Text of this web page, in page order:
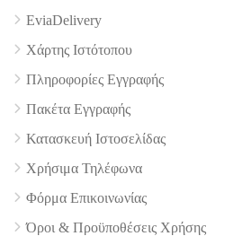
EviaDelivery
Χάρτης Ιστότοπου
Πληροφορίες Εγγραφής
Πακέτα Εγγραφής
Κατασκευή Ιστοσελίδας
Χρήσιμα Τηλέφωνα
Φόρμα Επικοινωνίας
Όροι & Προϋποθέσεις Xρήσης